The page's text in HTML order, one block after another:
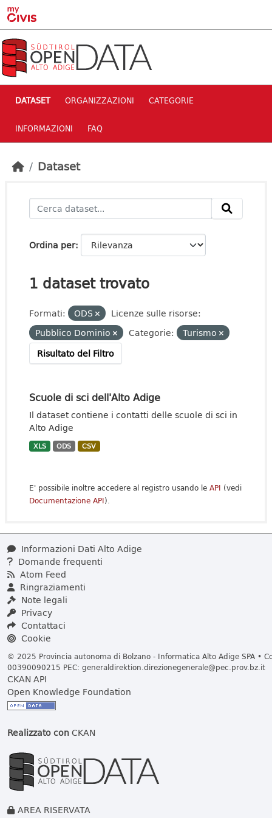
Skip to main content
DATASET ORGANIZZAZIONI CATEGORIE
INFORMAZIONI FAQ
Dataset
Ordina per
1 dataset trovato
Formati: ODS
Licenze sulle risorse:
Pubblico Dominio
Categorie:
Turismo
Risultato del Filtro
Scuole di sci dell'Alto Adige
Il dataset contiene i contatti delle scuole di sci in
Alto Adige
XLS ODS CSV
E' possibile inoltre accedere al registro usando le API (vedi
Documentazione API).
Informazioni Dati Alto Adige
Domande frequenti
Atom Feed
Ringraziamenti
Note legali
Privacy
Contattaci
Cookie
© 2025 Provincia autonoma di Bolzano - Informatica Alto Adige SPA •
00390090215 PEC: generaldirektion.direzionegenerale@pec.prov.bz.it
CKAN API
Open Knowledge Foundation
Realizzato conCKAN
AREA RISERVATA